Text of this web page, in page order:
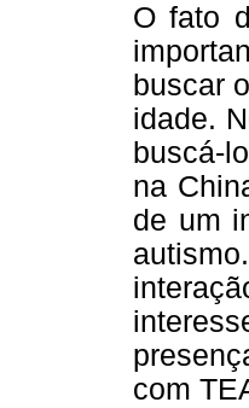
O fato
buscar
idade.
buscá-
na
de um
com